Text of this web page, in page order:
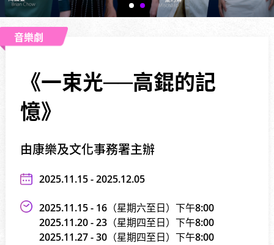
音樂劇
《一束光──高錕的記
憶》
由康樂及文化事務署主辦
2025.11.15 - 2025.12.05
2025.11.15 - 16（星期六至日）下午8:00
2025.11.20 - 23（星期四至日）下午8:00
2025.11.27 - 30（星期四至日）下午8:00